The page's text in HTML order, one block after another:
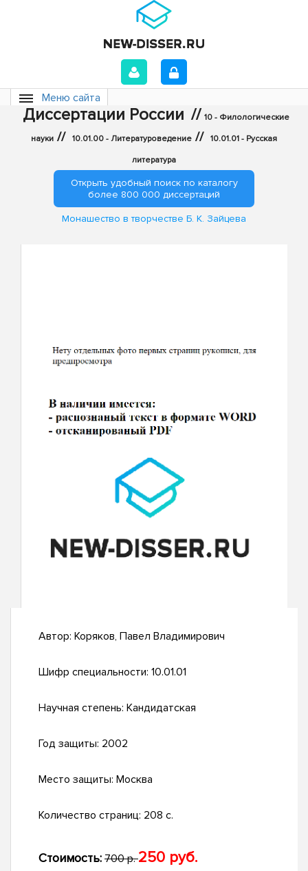
Меню сайта
Диссертации России // 10 - Филологические
науки // 10.01.00 - Литературоведение // 10.01.01 - Русская
литература
Открыть удобный поиск по каталогу
более 800 000 диссертаций
Монашество в творчестве Б. К. Зайцева
Автор: Коряков, Павел Владимирович
Шифр специальности: 10.01.01
Научная степень: Кандидатская
Год защиты: 2002
Место защиты: Москва
Количество страниц: 208 с.
Стоимость: 700 р.250 руб.